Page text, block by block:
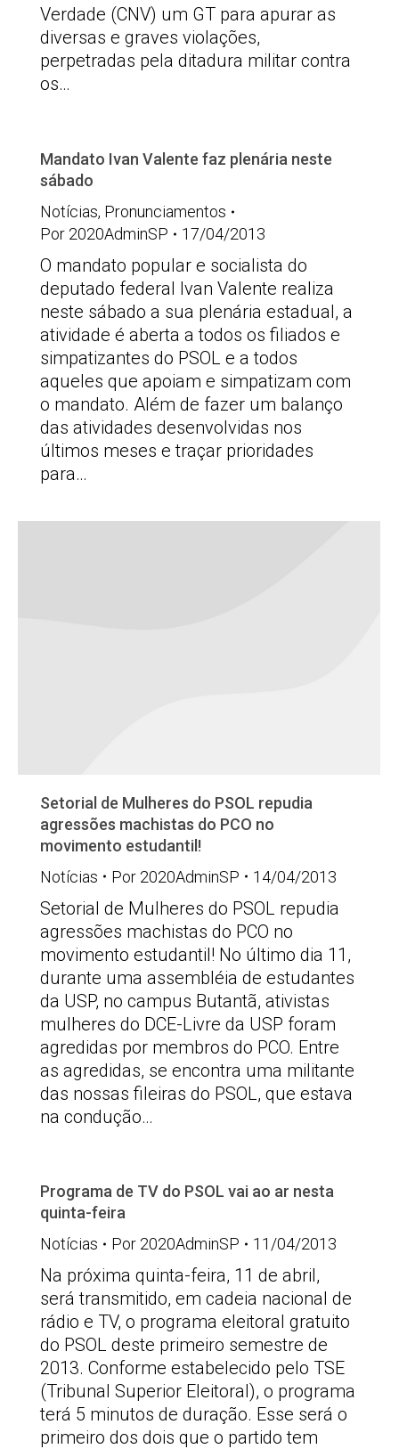
Verdade (CNV) um GT para apurar as
diversas e graves violações,
perpetradas pela ditadura militar contra
os…
Mandato Ivan Valente faz plenária neste
sábado
Notícias, Pronunciamentos
Por 2020AdminSP 17/04/2013
O mandato popular e socialista do
deputado federal Ivan Valente realiza
neste sábado a sua plenária estadual, a
atividade é aberta a todos os filiados e
simpatizantes do PSOL e a todos
aqueles que apoiam e simpatizam com
o mandato. Além de fazer um balanço
das atividades desenvolvidas nos
últimos meses e traçar prioridades
para…
Setorial de Mulheres do PSOL repudia
agressões machistas do PCO no
movimento estudantil!
Notícias
Por 2020AdminSP 14/04/2013
Setorial de Mulheres do PSOL repudia
agressões machistas do PCO no
movimento estudantil! No último dia 11,
durante uma assembléia de estudantes
da USP, no campus Butantã, ativistas
mulheres do DCE-Livre da USP foram
agredidas por membros do PCO. Entre
as agredidas, se encontra uma militante
das nossas fileiras do PSOL, que estava
na condução…
Programa de TV do PSOL vai ao ar nesta
quinta-feira
Notícias
Por 2020AdminSP 11/04/2013
Na próxima quinta-feira, 11 de abril,
será transmitido, em cadeia nacional de
rádio e TV, o programa eleitoral gratuito
do PSOL deste primeiro semestre de
2013. Conforme estabelecido pelo TSE
(Tribunal Superior Eleitoral), o programa
terá 5 minutos de duração. Esse será o
primeiro dos dois que o partido tem